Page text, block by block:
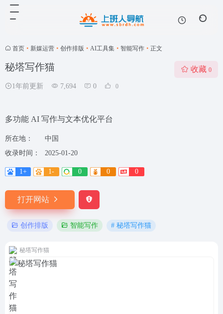
首页 • 新媒运营 • 创作排版 • AI工具集 • 智能写作 • 正文
秘塔写作猫
1年前更新 7,694 0 0
收藏 0
多功能 AI 写作与文本优化平台
所在地：
中国
收录时间：
2025-01-20
1+ 1- 0 0 0
打开网站
创作排版 智能写作 # 秘塔写作猫
秘塔写作猫